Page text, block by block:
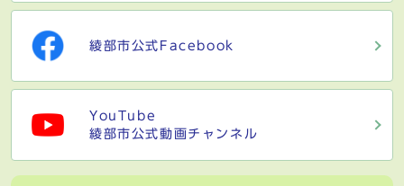
綾部市公式Facebook
YouTube
綾部市公式動画チャンネル